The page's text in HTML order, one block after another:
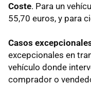
Coste. Para un
55,70 euros, y para
Casos
excepcionales en
vehículo donde
comprador o